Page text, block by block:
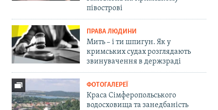
півострові
ПРАВА ЛЮДИНИ
Мить – і ти шпигун. Як у
кримських судах розглядають
звинувачення в держзраді
ФОТОГАЛЕРЕЇ
Краса Сімферопольського
водосховища та занедбаність